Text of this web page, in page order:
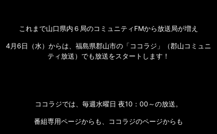
これまで山口県内６局のコミュニティFMから放送局が増え
4月6日（水）からは、福島県郡山市の「ココラジ」（郡山コミュニ
ティ放送）でも放送をスタートします！
ココラジでは、毎週水曜日 夜10：00～の放送。
番組専用ページからも、ココラジのページからも